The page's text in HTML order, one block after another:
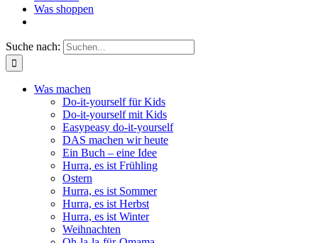
Was shoppen
Suche nach:
Was machen
Do-it-yourself für Kids
Do-it-yourself mit Kids
Easypeasy do-it-yourself
DAS machen wir heute
Ein Buch – eine Idee
Hurra, es ist Frühling
Ostern
Hurra, es ist Sommer
Hurra, es ist Herbst
Hurra, es ist Winter
Weihnachten